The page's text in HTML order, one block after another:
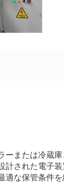
ーまたは冷蔵
計された電子
な保管条件を